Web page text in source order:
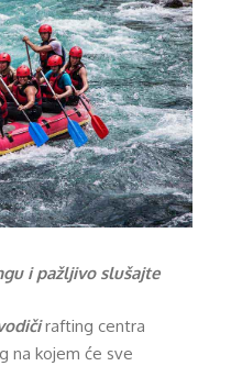
i pažljivo slušajte
rafting centra
na kojem će sve